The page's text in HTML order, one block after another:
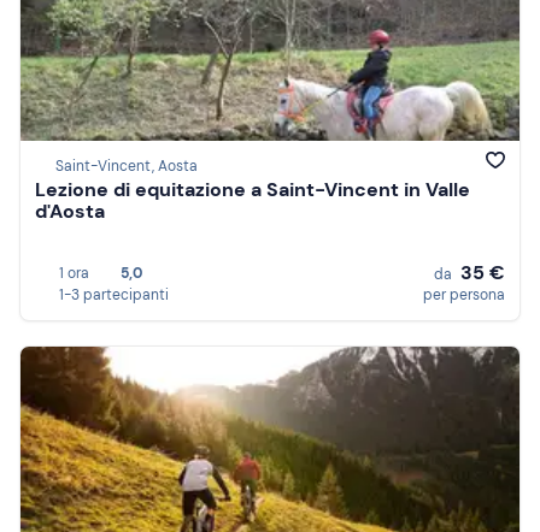
Saint-Vincent, Aosta
Lezione di equitazione a Saint-Vincent in Valle
d'Aosta
1 ora
5,0
1-3 partecipanti
da 35 €
per persona